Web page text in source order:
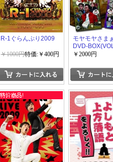
R-1ぐらんぷり2009
￥1000円特価:￥400円
モヤモヤさま
DVD-
VOL.8、
￥2000円